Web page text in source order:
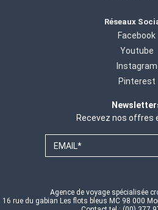
Réseaux
Facebook
Youtube
Instagram
Pinterest
Recevez nos offres
EMAIL*
Agence de voyage spécialisée
16 rue du gabian Les flots bleus MC 98 000